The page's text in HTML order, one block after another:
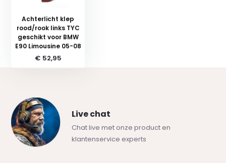
Achterlicht klep
rood/rook links TYC
geschikt voor BMW
E90 Limousine 05-08
€ 52,95
Live chat
Chat live met onze product en
klantenservice experts